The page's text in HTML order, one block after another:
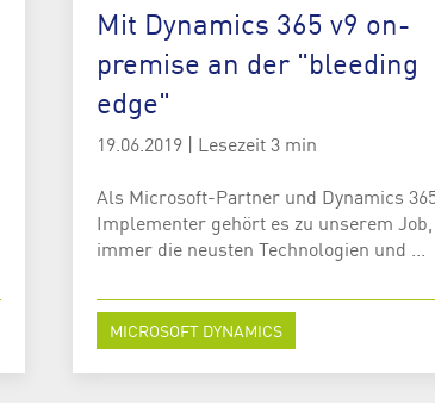
Mit Dynamics 365 v9 on-
premise an der "bleeding
edge"
19.06.2019 | Lesezeit 3 min
Als Microsoft-Partner und Dynamics
Implementer gehört es zu unserem Job,
immer die neusten Technologien und ...
MICROSOFT DYNAMICS